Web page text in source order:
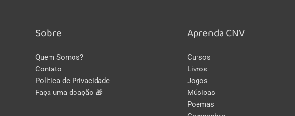
Sobre
Quem Somos?
Contato
Política de Privacidade
Faça uma doação 🎁
Aprenda CNV
Cursos
Livros
Jogos
Músicas
Poemas